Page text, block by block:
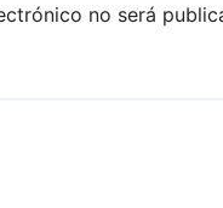
no será